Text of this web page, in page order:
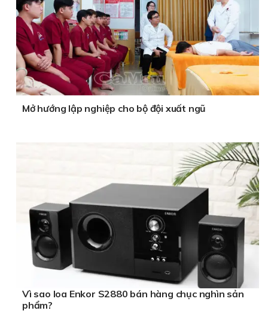
Mở hướng lập nghiệp cho bộ đội xuất ngũ
Vì sao loa Enkor S2880 bán hàng chục nghìn sản
phẩm?